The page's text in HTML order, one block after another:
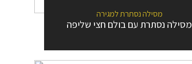
מסילה נסתרת למגירה
מסילה נסתרת עם בולם חצי שליפה